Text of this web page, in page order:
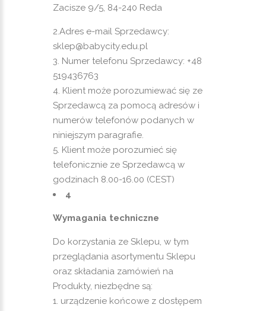
Zacisze 9/5, 84-240 Reda
2.Adres e-mail Sprzedawcy:
sklep@babycity.edu.pl
Numer telefonu Sprzedawcy: +48
519436763
Klient może porozumiewać się ze
Sprzedawcą za pomocą adresów i
numerów telefonów podanych w
niniejszym paragrafie.
Klient może porozumieć się
telefonicznie ze Sprzedawcą w
godzinach 8.00-16.00 (CEST)
4
Wymagania techniczne
Do korzystania ze Sklepu, w tym
przeglądania asortymentu Sklepu
oraz składania zamówień na
Produkty, niezbędne są:
urządzenie końcowe z dostępem